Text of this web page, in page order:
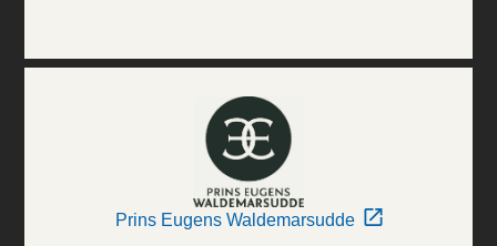
Prins Eugens Waldemarsudde